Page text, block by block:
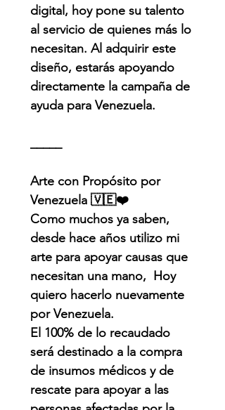
digital, hoy pone su talento
al servicio de quienes más lo
necesitan. Al adquirir este
diseño, estarás apoyando
directamente la campaña de
ayuda para Venezuela.
Arte con Propósito por
Venezuela 🇻🇪❤️
Como muchos ya saben,
desde hace años utilizo mi
arte para apoyar causas que
necesitan una mano, Hoy
quiero hacerlo nuevamente
por Venezuela.
El 100% de lo recaudado
será destinado a la compra
de insumos médicos y de
rescate para apoyar a las